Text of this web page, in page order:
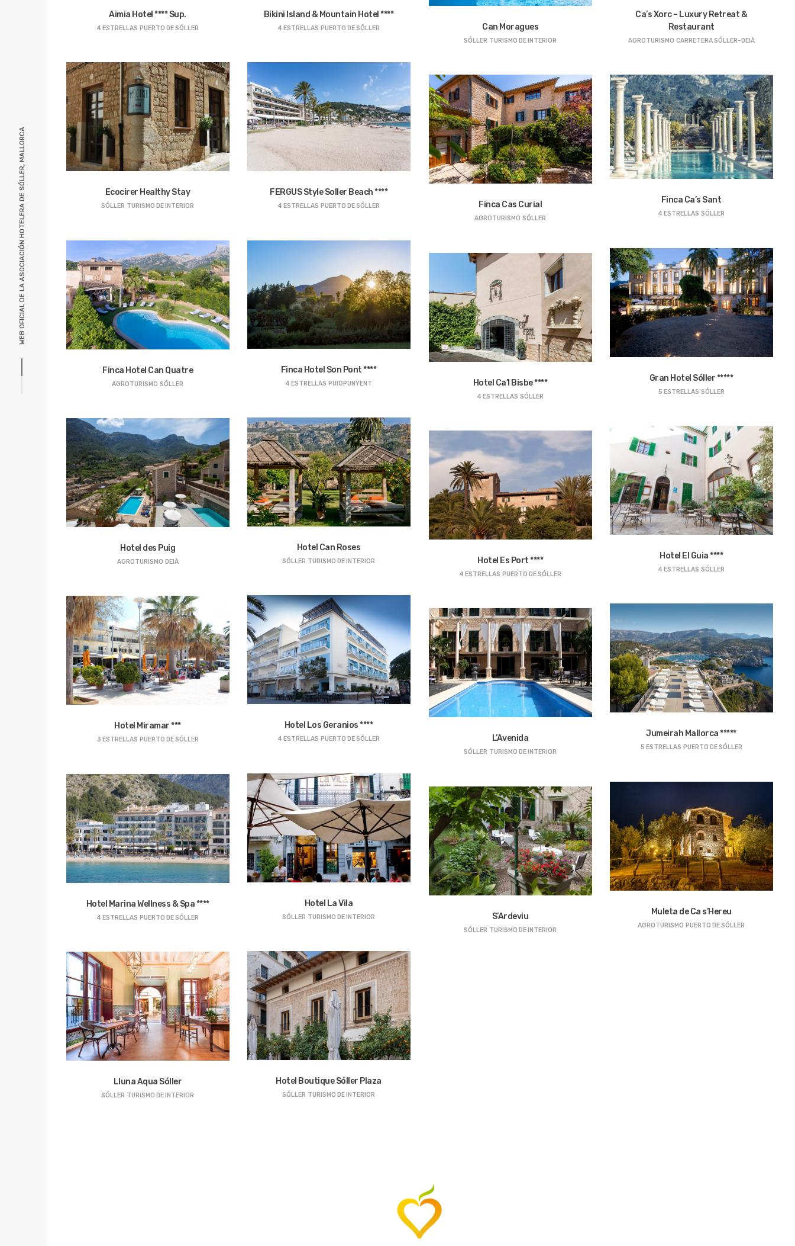
WEB OFICIAL DE LA ASOCIACIÓN HOTELERA DE SÓLLER, MALLORCA
Aimia Hotel **** Sup.
4 ESTRELLAS PUERTO DE SÓLLER
Bikini Island & Mountain Hotel ****
4 ESTRELLAS PUERTO DE SÓLLER
Ca’s Xorc – Luxury Retreat &
Restaurant
AGROTURISMO CARRETERA SÓLLER-DEIÀ
Can Moragues
SÓLLER TURISMO DE INTERIOR
Ecocirer Healthy Stay
SÓLLER TURISMO DE INTERIOR
FERGUS Style Soller Beach ****
4 ESTRELLAS PUERTO DE SÓLLER Finca Cas Curial
AGROTURISMO SÓLLER
Finca Ca’s Sant
4 ESTRELLAS SÓLLER
Finca Hotel Can Quatre
AGROTURISMO SÓLLER
Finca Hotel Son Pont ****
4 ESTRELLAS PUIGPUNYENT
Gran Hotel Sóller *****
5 ESTRELLAS SÓLLER
Hotel Ca’l Bisbe ****
4 ESTRELLAS SÓLLER
Hotel Can Roses
SÓLLER TURISMO DE INTERIOR
Hotel des Puig
AGROTURISMO DEIÀ
Hotel El Guia ****
4 ESTRELLAS SÓLLER
Hotel Es Port ****
4 ESTRELLAS PUERTO DE SÓLLER
Hotel Los Geranios ****
4 ESTRELLAS PUERTO DE SÓLLER
Hotel Miramar ***
3 ESTRELLAS PUERTO DE SÓLLER
Jumeirah Mallorca *****
5 ESTRELLAS PUERTO DE SÓLLER
L’Avenida
SÓLLER TURISMO DE INTERIOR
Hotel La Vila
SÓLLER TURISMO DE INTERIOR
Hotel Marina Wellness & Spa ****
4 ESTRELLAS PUERTO DE SÓLLER
Muleta de Ca s’Hereu
AGROTURISMO PUERTO DE SÓLLER
S’Ardeviu
SÓLLER TURISMO DE INTERIOR
Hotel Boutique Sóller Plaza
SÓLLER TURISMO DE INTERIOR
Lluna Aqua Sóller
SÓLLER TURISMO DE INTERIOR